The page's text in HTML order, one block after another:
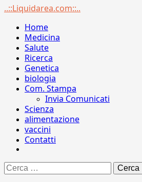
Menu
..::Liquidarea.com::..
Home
Medicina
Salute
Ricerca
Genetica
biologia
Com. Stampa
Invia Comunicati
Scienza
alimentazione
vaccini
Contatti
Ricerca
per: